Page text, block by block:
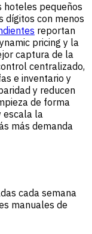
hoteles pequeños
dígitos con menos
reportan
pricing y la
captura de la
centralizado,
e inventario y
y reducen
de forma
escala la
más demanda
cada semana
manuales de